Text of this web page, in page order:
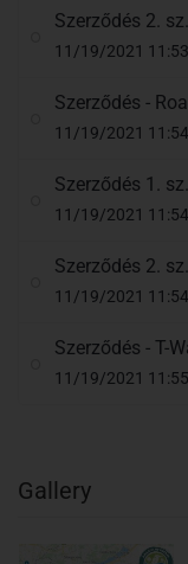
Szerződés 2.
11/19/2021
Szerződés -
11/19/2021
Szerződés 1.
11/19/2021
Szerződés 2.
11/19/2021
Szerződés - T-
11/19/2021
Gallery